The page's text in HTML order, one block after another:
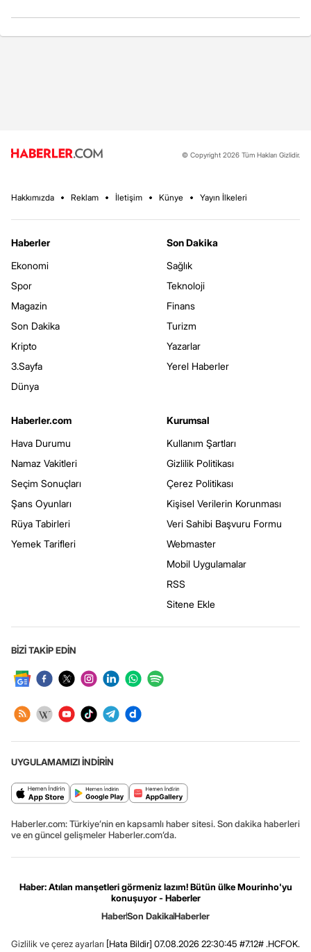
© Copyright 2026 Tüm Hakları Gizlidir.
Hakkımızda Reklam İletişim Künye Yayın İlkeleri
Haberler
Ekonomi
Spor
Magazin
Son Dakika
Kripto
3.Sayfa
Dünya
Son Dakika
Sağlık
Teknoloji
Finans
Turizm
Yazarlar
Yerel Haberler
Haberler.com
Hava Durumu
Namaz Vakitleri
Seçim Sonuçları
Şans Oyunları
Rüya Tabirleri
Yemek Tarifleri
Kurumsal
Kullanım Şartları
Gizlilik Politikası
Çerez Politikası
Kişisel Verilerin Korunması
Veri Sahibi Başvuru Formu
Webmaster
Mobil Uygulamalar
RSS
Sitene Ekle
BİZİ TAKİP EDİN
UYGULAMAMIZI İNDİRİN
Haberler.com: Türkiye’nin en kapsamlı haber sitesi. Son dakika haberleri
ve en güncel gelişmeler Haberler.com’da.
Haber: Atılan manşetleri görmeniz lazım! Bütün ülke Mourinho'yu
konuşuyor - Haberler
HaberSon DakikaHaberler
Gizlilik ve çerez ayarları [Hata Bildir] 07.08.2026 22:30:45 #7.12# .HCFOK.